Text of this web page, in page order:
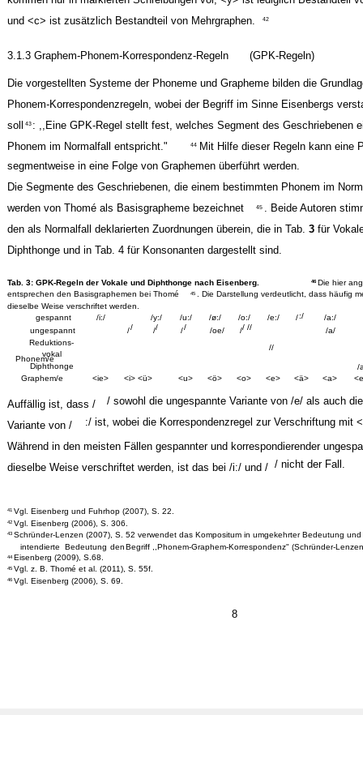
8
und <c> ist zusätzlich Bestandteil von Mehrgraphen.
42
3.1.3 Graphem-Phonem-Korrespondenz-Regeln (GPK-Regeln)
Die vorgestellten Systeme der Phoneme und Grapheme bilden die
Phonem-Korrespondenzregeln, wobei der Begriff im Sinne Eisenbergs
soll 43 : ,,Eine GPK-Regel stellt fest, welches Segment des Geschriebenen
Phonem im Normalfall entspricht."
44 Mit Hilfe dieser Regeln kann eine
segmentweise in eine Folge von Graphemen überführt werden.
Die Segmente des Geschriebenen, die einem bestimmten Phonem im
werden von Thomé als Basisgrapheme bezeichnet
45 . Beide Autoren
den als Normalfall deklarierten Zuordnungen überein, die in Tab. 3für
Diphthonge und in Tab. 4 für Konsonanten dargestellt sind.
Tab. 3: GPK-Regeln der Vokale und Diphthonge nach Eisenberg. 46 Die hier
entsprechen den Basisgraphemen bei Thomé
45
. Die Darstellung verdeutlicht, dass häufig
dieselbe Weise verschriftet werden.
Phonem/e
gespannt /i:/ /y:/ /u:/ /ø:/ /o:/ /e:/ /:/
/a:/
ungespannt
// // // /oe/ // //
/a/
Reduktions-
vokal
//
Diphthonge
/
Graphem/e
<ie> <i> <ü> <u> <ö> <o> <e> <ä> <a>
Auffällig ist, dass /
/ sowohl die ungespannte Variante von /e/ als auch
Variante von /
:/ ist, wobei die Korrespondenzregel zur Verschriftung mit
Während in den meisten Fällen gespannter und korrespondierender
dieselbe Weise verschriftet werden, ist das bei /i:/ und / / nicht der Fall.
41 Vgl. Eisenberg und Fuhrhop (2007), S. 22.
42 Vgl. Eisenberg (2006), S. 306.
43 Schründer-Lenzen (2007), S. 52 verwendet das Kompositum in umgekehrter Bedeutung
intendierte
Bedeutung denBegriff ,,Phonem-Graphem-Korrespondenz" (Schründer-
44 Eisenberg (2009), S.68.
45 Vgl. z. B. Thomé et al. (2011), S. 55f.
46 Vgl. Eisenberg (2006), S. 69.